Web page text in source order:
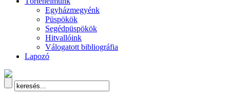
Egyházmegyénk
Püspökök
Segédpüspökök
Hitvallóink
Válogatott bibliográfia
Lapozó